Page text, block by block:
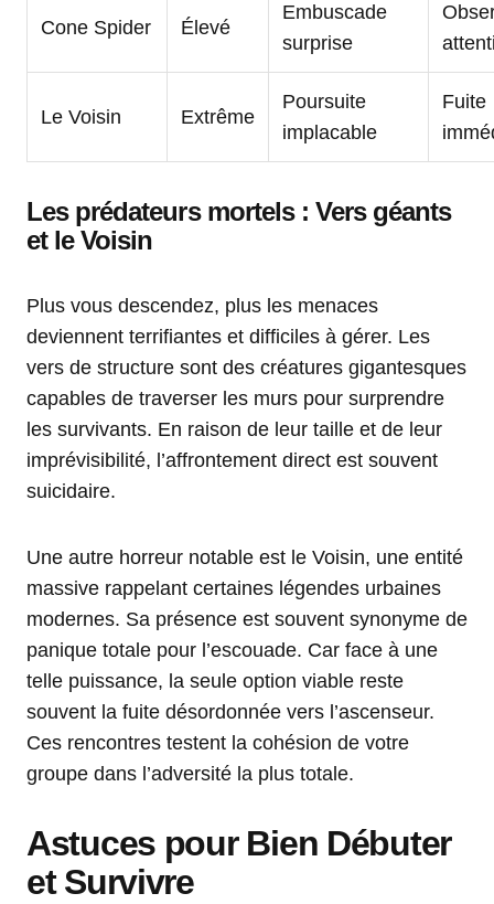
Cone Spider Élevé
Embuscade
surprise
Le Voisin Extrême
Poursuite
implacable
Fuite
Les prédateurs mortels : Vers géants
et le Voisin
Plus vous descendez, plus les menaces
deviennent terrifiantes et difficiles à gérer. Les
vers de structure sont des créatures gigantesques
capables de traverser les murs pour surprendre
les survivants. En raison de leur taille et de leur
imprévisibilité, l’affrontement direct est souvent
suicidaire.
Une autre horreur notable est le Voisin, une entité
massive rappelant certaines légendes urbaines
modernes. Sa présence est souvent synonyme de
panique totale pour l’escouade. Car face à une
telle puissance, la seule option viable reste
souvent la fuite désordonnée vers l’ascenseur.
Ces rencontres testent la cohésion de votre
groupe dans l’adversité la plus totale.
Astuces pour Bien Débuter
et Survivre